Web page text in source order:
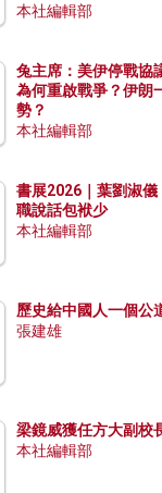
本社編輯部
兔主席：美伊停戰協
為何重啟戰爭？伊朗
勢？
本社編輯部
書展2026｜葉劉淑
職說話包袱少
本社編輯部
歷史給中國人一個公
張建雄
梁鏡威獲任方大副校
本社編輯部